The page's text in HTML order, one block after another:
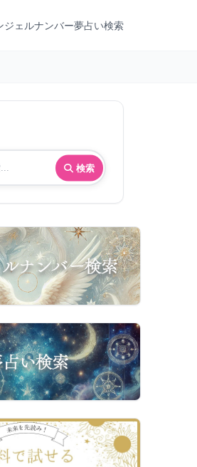
ジェルナンバー夢占い検索
検索